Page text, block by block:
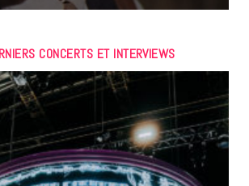
CONCERTS ET INTERVIEWS